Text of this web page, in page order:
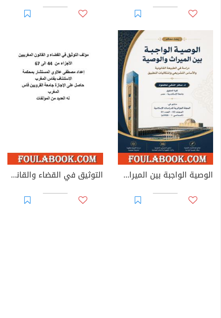
الوصية الواجبة بين الميراث والوصية: دراسة في الطبيعة القانونية والأساس التشريعي وإشكاليات التطبيق التوثيق في القضاء والقانون المغربيين - الأجزاء من 44 إلى 67